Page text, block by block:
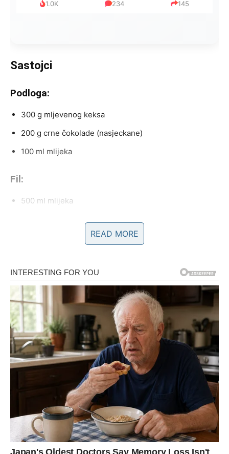
1.0K 234 145
Sastojci
Podloga:
300 g mljevenog keksa
200 g crne čokolade (nasjeckane)
100 ml mlijeka
Fil:
500 ml mlijeka
Glazura:
100 ml slatkog vrhnja
100 g tamne čokolade
40 g maslaca
READ MORE